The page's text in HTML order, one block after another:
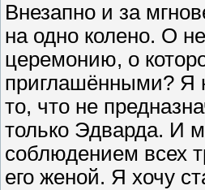
Внезапно и за
на одно колено. О
церемонию, о
приглашёнными? Я
то, что не
только Эдварда. И
соблюдением всех
его женой. Я хочу